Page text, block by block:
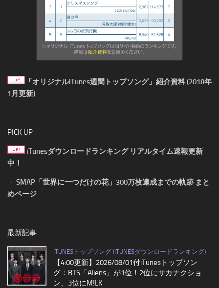
「オリジナルiTunes週間トップソング」紹介資料 (2018年
1月更新)
PICK UP
iTunesダウンロードランキング リアルタイム速報更新
中！
・ SMAP「世界に一つだけの花」300万枚達成までの軌跡 まと
めページ
最新記事
ITUNESトップソング (ITUNESダウンロードランキング)
【4:00更新】2026/08/01付iTunesトップソン
グ：BTS「Aliens」が1位！2位にサカナクショ
ン、3位にM!LK